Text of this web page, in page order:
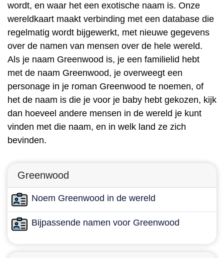
wordt, en waar het een exotische naam is. Onze
wereldkaart maakt verbinding met een database die
regelmatig wordt bijgewerkt, met nieuwe gegevens
over de namen van mensen over de hele wereld.
Als je naam Greenwood is, je een familielid hebt
met de naam Greenwood, je overweegt een
personage in je roman Greenwood te noemen, of
het de naam is die je voor je baby hebt gekozen, kijk
dan hoeveel andere mensen in de wereld je kunt
vinden met die naam, en in welk land ze zich
bevinden.
Greenwood
Noem Greenwood in de wereld
Bijpassende namen voor Greenwood